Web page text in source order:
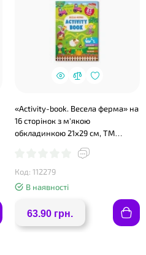
«Activity-book. Весела ферма» на
16 сторінок з м'якою
обкладинкою 21х29 см, ТМ
Код: 112279
В наявності
63.90 грн.